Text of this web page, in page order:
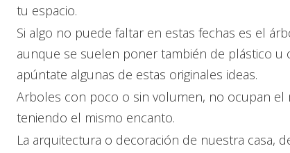
tu espacio.
Si algo no puede faltar en estas fechas es el
aunque se suelen poner también de plástico
apúntate algunas de estas originales ideas.
Arboles con poco o sin volumen, no ocupan
teniendo el mismo encanto.
La arquitectura o decoración de nuestra casa,